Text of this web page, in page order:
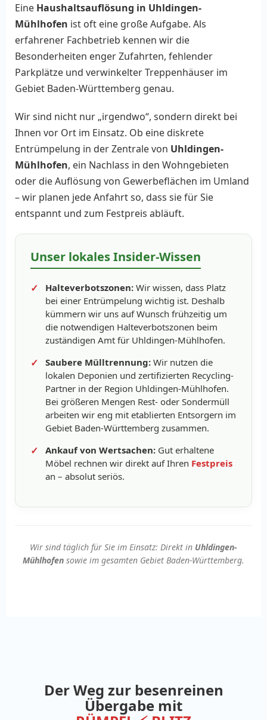
Eine Haushaltsauflösung in Uhldingen-
Mühlhofen ist oft eine große Aufgabe. Als
erfahrener Fachbetrieb kennen wir die
Besonderheiten enger Zufahrten, fehlender
Parkplätze und verwinkelter Treppenhäuser im
Gebiet Baden-Württemberg genau.
Wir sind nicht nur „irgendwo“, sondern direkt bei
Ihnen vor Ort im Einsatz. Ob eine diskrete
Entrümpelung in der Zentrale von Uhldingen-
Mühlhofen, ein Nachlass in den Wohngebieten
oder die Auflösung von Gewerbeflächen im Umland
– wir planen jede Anfahrt so, dass sie für Sie
entspannt und zum Festpreis abläuft.
Unser lokales Insider-Wissen
Halteverbotszonen: Wir wissen, dass Platz
bei einer Entrümpelung wichtig ist. Deshalb
kümmern wir uns auf Wunsch frühzeitig um
die notwendigen Halteverbotszonen beim
zuständigen Amt für Uhldingen-Mühlhofen.
Saubere Mülltrennung: Wir nutzen die
lokalen Deponien und zertifizierten Recycling-
Partner in der Region Uhldingen-Mühlhofen.
Bei größeren Mengen Rest- oder Sondermüll
arbeiten wir eng mit etablierten Entsorgern im
Gebiet Baden-Württemberg zusammen.
Ankauf von Wertsachen: Gut erhaltene
Möbel rechnen wir direkt auf Ihren Festpreis
an – absolut seriös.
Wir sind täglich für Sie im Einsatz: Direkt in Uhldingen-
Mühlhofen sowie im gesamten Gebiet Baden-Württemberg.
Der Weg zur besenreinen
Übergabe mit